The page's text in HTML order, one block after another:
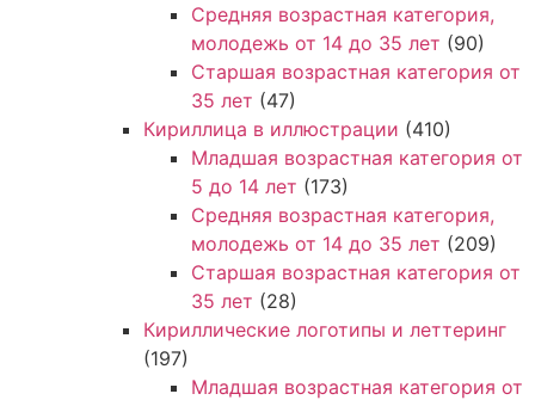
Средняя возрастная категория,
молодежь от 14 до 35 лет (90)
Старшая возрастная категория от
35 лет (47)
Кириллица в иллюстрации (410)
Младшая возрастная категория от
5 до 14 лет (173)
Средняя возрастная категория,
молодежь от 14 до 35 лет (209)
Старшая возрастная категория от
35 лет (28)
Кириллические логотипы и леттеринг
(197)
Младшая возрастная категория от